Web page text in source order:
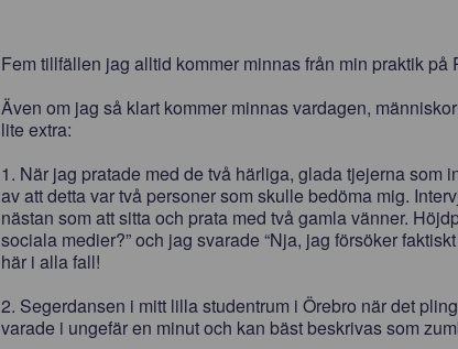
Fem tillfällen jag alltid kommer minnas från min praktik på
Även om jag så klart kommer minnas vardagen,
lite extra:
1. När jag pratade med de två härliga, glada tjejerna
av att detta var två personer som skulle bedöma mig.
nästan som att sitta och prata med två gamla vänner.
sociala medier?” och jag svarade “Nja, jag försöker
här i alla fall!
2. Segerdansen i mitt lilla studentrum i Örebro när det
varade i ungefär en minut och kan bäst beskrivas som